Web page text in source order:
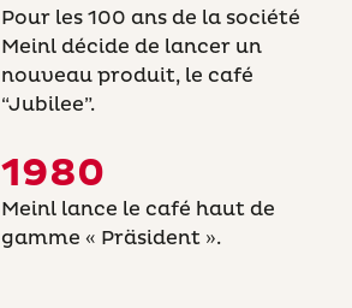
Pour les 100 ans de la société
Meinl décide de lancer un
nouveau produit, le café
“Jubilee”.
1980
Meinl lance le café haut de
gamme « Präsident ».